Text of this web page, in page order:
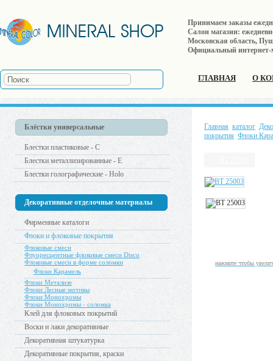
Принимаем заказы
Салон магазин:
Московская область,
Официальный интернет-
ГЛАВНАЯ О
Блёстки универсальные
Блестки пластиковые - С
Блестки металлизированные - Е
Блестки голографические - Holo
Декоративные отделочные материалы
Фирменные каталоги
Флоки и флоковые покрытия
Флоковые смеси
Флуоресцентные флоковые смеси Disco
Флоковые смеси в форме соломки
Флоки Карамель
Флоки Метализе
Флоки Лесные мотивы
Флоки Монохромы
Флоки Монохромы - соломка
Клей для флоковых покрытий
Воски и лаки декоративные
Декоративная штукатурка
Декоративные покрытия, краски
Главная каталог
покрытия Флоки
нажмите чтобы